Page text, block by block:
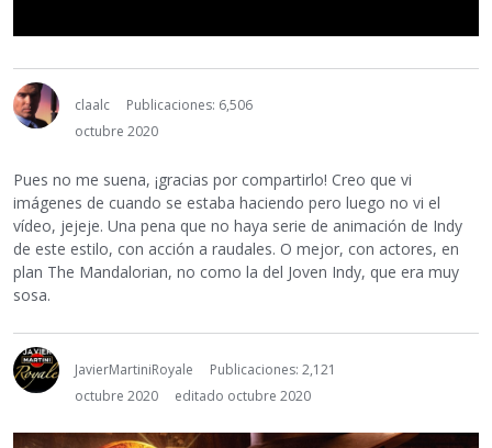
claalc
Publicaciones: 6,506
octubre 2020
Pues no me suena, ¡gracias por compartirlo! Creo que vi
imágenes de cuando se estaba haciendo pero luego no vi el
vídeo, jejeje. Una pena que no haya serie de animación de Indy
de este estilo, con acción a raudales. O mejor, con actores, en
plan The Mandalorian, no como la del Joven Indy, que era muy
sosa.
JavierMartiniRoyale
Publicaciones: 2,121
octubre 2020
editado octubre 2020